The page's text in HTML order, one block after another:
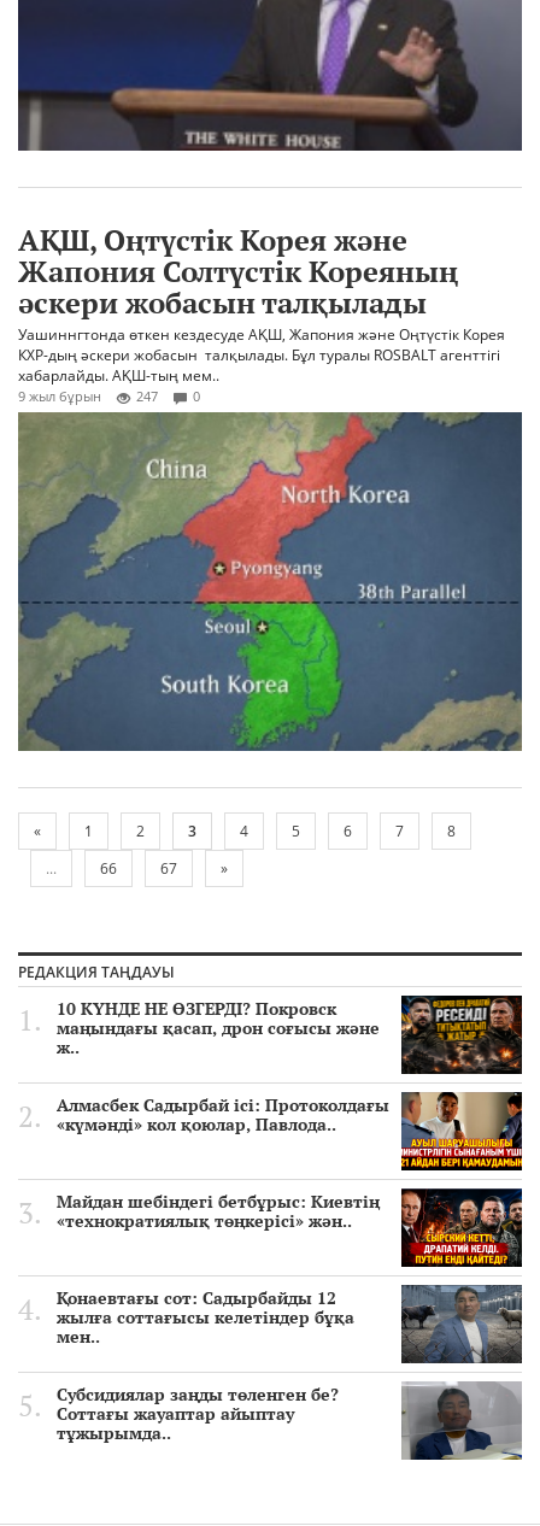
АҚШ, Оңтүстік Корея және
Жапония Солтүстік Кореяның
әскери жобасын талқылады
Уашиннгтонда өткен кездесуде АҚШ, Жапония және Оңтүстік Корея
КХР-дың әскери жобасын талқылады. Бұл туралы ROSBALT агенттігі
хабарлайды. АҚШ-тың мем..
9 жыл бұрын 247 0
« 1 2 3 4 5 6 7
8
...
66 67 »
РЕДАКЦИЯ ТАҢДАУЫ
10 КҮНДЕ НЕ ӨЗГЕРДІ? Покровск
маңындағы қасап, дрон соғысы және
ж..
Алмасбек Садырбай ісі: Протоколдағы
«күмәнді» кол қоюлар, Павлода..
Майдан шебіндегі бетбұрыс: Киевтің
«технократиялық төңкерісі» жән..
Қонаевтағы сот: Садырбайды 12
жылға соттағысы келетіндер бұқа
мен..
Субсидиялар заңды төленген бе?
Соттағы жауаптар айыптау
тұжырымда..